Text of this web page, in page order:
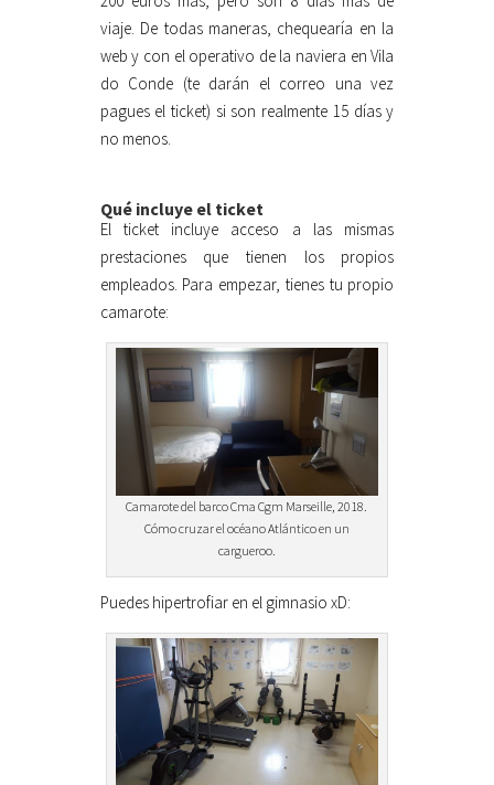
viaje. De todas maneras, chequearía en la
web y con el operativo de la naviera en Vila
do Conde (te darán el correo una vez
pagues el ticket) si son realmente 15 días y
no menos.
Qué incluye el ticket
El ticket incluye acceso a las mismas
prestaciones que tienen los propios
empleados. Para empezar, tienes tu propio
camarote:
Camarote del barco Cma Cgm Marseille, 2018.
Cómo cruzar el océano Atlántico en un
cargueroo.
Puedes hipertrofiar en el gimnasio xD: